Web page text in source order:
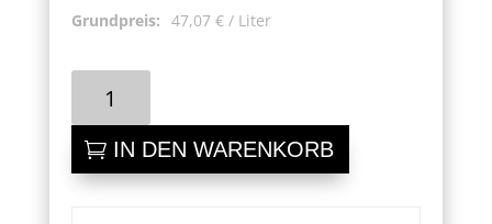
Grundpreis: 47,07 €/ Liter
Himalayan
Gin
Menge
IN DEN WARENKORB